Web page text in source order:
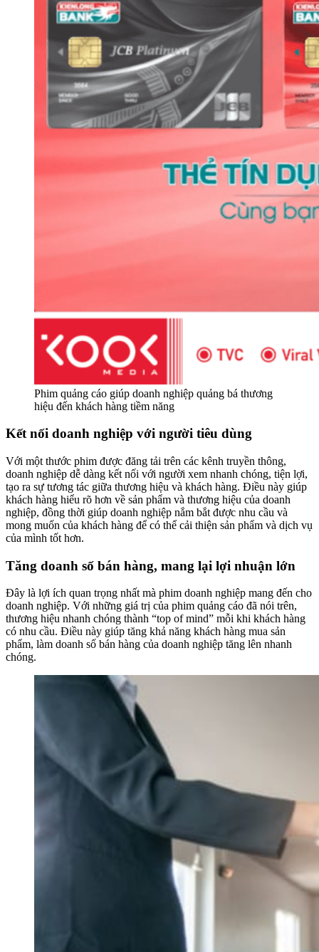
Phim quảng cáo giúp doanh nghiệp quảng bá thương
hiệu đến khách hàng tiềm năng
Kết nối doanh nghiệp với người tiêu dùng
Với một thước phim được đăng tải trên các kênh truyền thông,
doanh nghiệp dễ dàng kết nối với người xem nhanh chóng, tiện lợi,
tạo ra sự tương tác giữa thương hiệu và khách hàng. Điều này giúp
khách hàng hiểu rõ hơn về sản phẩm và thương hiệu của doanh
nghiệp, đồng thời giúp doanh nghiệp nắm bắt được nhu cầu và
mong muốn của khách hàng để có thể cải thiện sản phẩm và dịch vụ
của mình tốt hơn.
Tăng doanh số bán hàng, mang lại lợi nhuận lớn
Đây là lợi ích quan trọng nhất mà phim doanh nghiệp mang đến cho
doanh nghiệp. Với những giá trị của phim quảng cáo đã nói trên,
thương hiệu nhanh chóng thành “top of mind” mỗi khi khách hàng
có nhu cầu. Điều này giúp tăng khả năng khách hàng mua sản
phẩm, làm doanh số bán hàng của doanh nghiệp tăng lên nhanh
chóng.